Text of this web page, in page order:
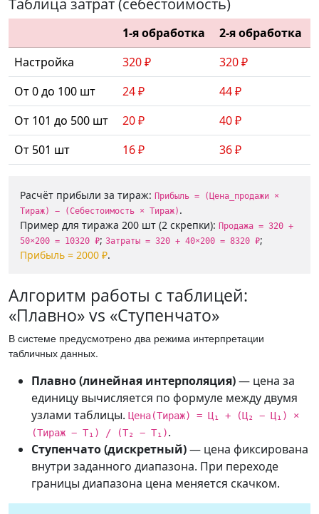
Таблица затрат (себестоимость)
1-я обработка
2-я обработка
Настройка
320 ₽
320 ₽
От 0 до 100 шт
24 ₽
44 ₽
От 101 до 500 шт
20 ₽
40 ₽
От 501 шт
16 ₽ 36 ₽
Расчёт прибыли за тираж: Прибыль = (Цена_продажи ×
Тираж) − (Себестоимость × Тираж) .
Пример для тиража 200 шт (2 скрепки): Продажа = 320 +
50×200 = 10320 ₽; Затраты = 320 + 40×200 = 8320 ₽;
Прибыль = 2000 ₽.
Алгоритм работы с таблицей:
«Плавно» vs «Ступенчато»
В системе предусмотрено два режима интерпретации
табличных данных.
Плавно (линейная интерполяция)— цена за
единицу вычисляется по формуле между двумя
узлами таблицы. Цена(Тираж) = Ц₁ + (Ц₂ − Ц₁) ×
(Тираж − Т₁) / (Т₂ − Т₁).
Ступенчато (дискретный)— цена фиксирована
внутри заданного диапазона. При переходе
границы диапазона цена меняется скачком.